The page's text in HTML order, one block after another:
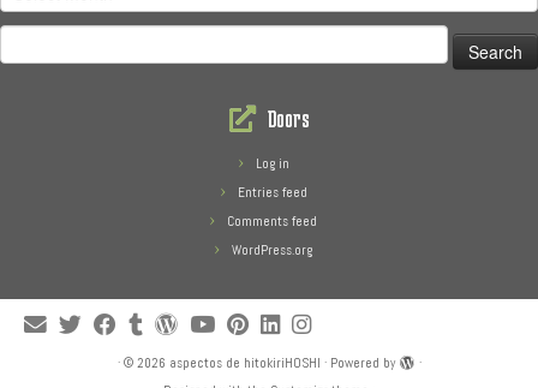
for:
Doors
Log in
Entries feed
Comments feed
WordPress.org
· © 2026 aspectos de hitokiriHOSHI · Powered by
·